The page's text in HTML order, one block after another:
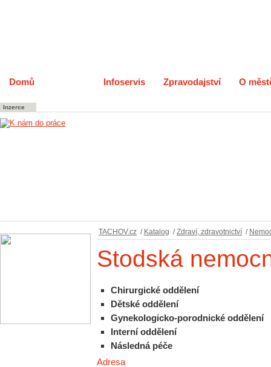
Domů Infoservis Zpravodajství O
Inzerce
TACHOV.cz / Katalog / Zdraví, zdravotnictví /
Stodská
Chirurgické oddělení
Dětské oddělení
Gynekologicko-porodnické oddělení
Interní oddělení
Následná péče
Adresa